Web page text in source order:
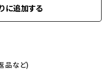
品など)